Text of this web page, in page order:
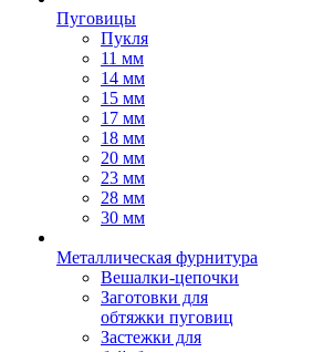
Пуговицы
Пукля
11 мм
14 мм
15 мм
17 мм
18 мм
20 мм
23 мм
28 мм
30 мм
Металлическая фурнитура
Вешалки-цепочки
Заготовки для
обтяжки пуговиц
Застежки для